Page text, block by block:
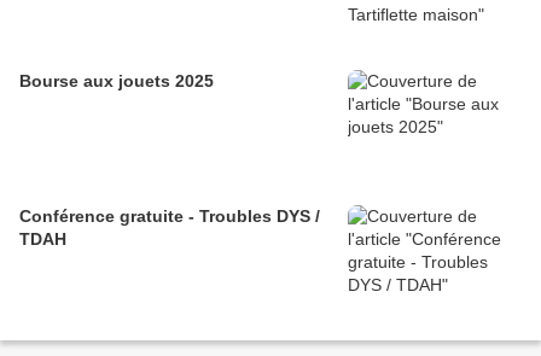
Bourse aux jouets 2025
Conférence gratuite - Troubles DYS /
TDAH